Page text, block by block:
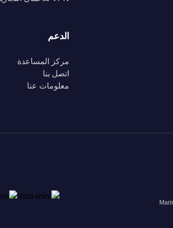
الدعم
مركز المساعدة
اتصل بنا
معلومات عنا